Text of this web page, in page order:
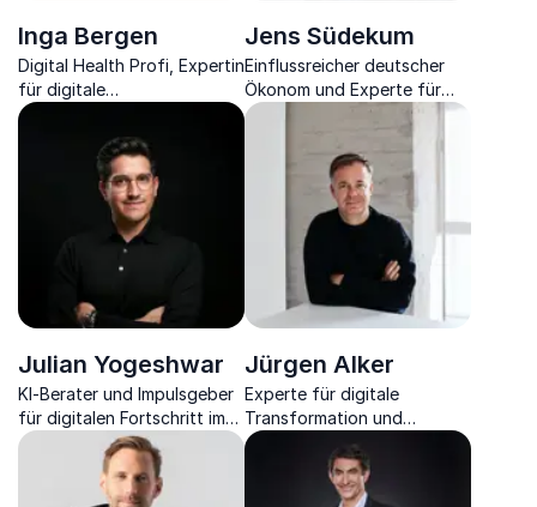
Inga Bergen
Digital Health Profi, Expertin
für digitale
Gesundheitsanwendung und
Unternehmerin.
Jens Südekum
Einflussreicher deutscher
Ökonom und Experte für
Globalisierung,
Digitalisierung, Handel- &
Finanzpolitik
Julian Yogeshwar
KI-Berater und Impulsgeber
für digitalen Fortschritt im
Mittelstand
Jürgen Alker
Experte für digitale
Transformation und
technologiegetriebenes
Wachstum.